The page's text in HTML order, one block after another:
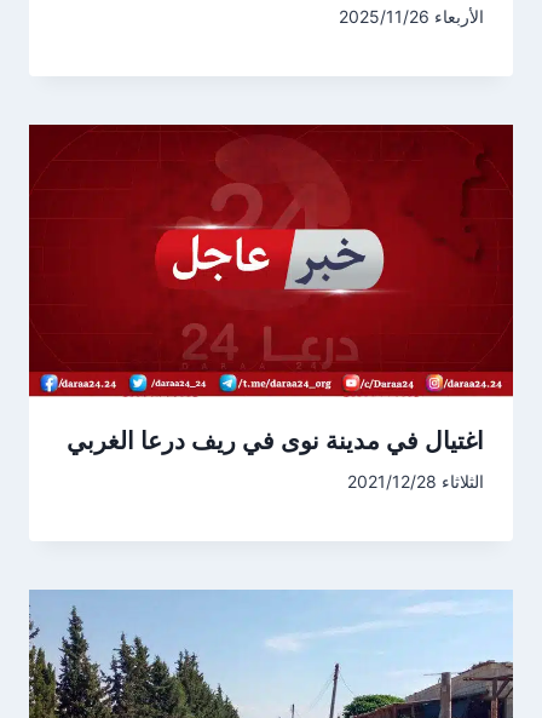
الأربعاء 2025/11/26
اغتيال في مدينة نوى في ريف درعا الغربي
الثلاثاء 2021/12/28